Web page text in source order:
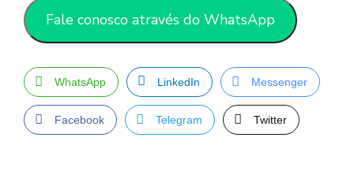
Fale conosco através do WhatsApp
WhatsApp LinkedIn Messenger
Facebook Telegram Twitter